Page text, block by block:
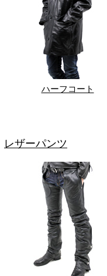
ハーフコート
レザーパンツ